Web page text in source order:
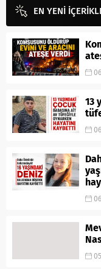
EN YENİ
13